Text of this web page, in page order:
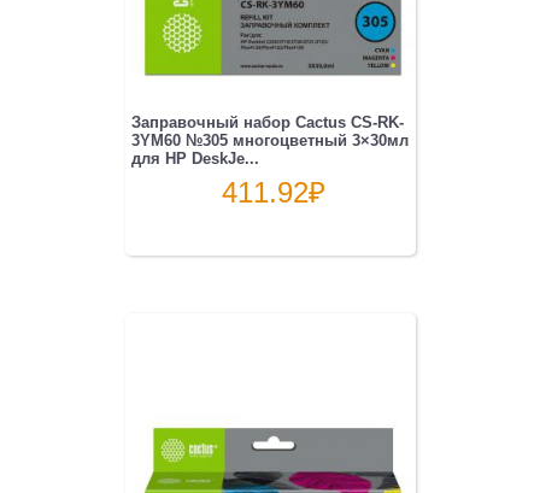
Заправочный набор Cactus CS-RK-
3YM60 №305 многоцветный 3×30мл
для HP DeskJe...
411.92₽